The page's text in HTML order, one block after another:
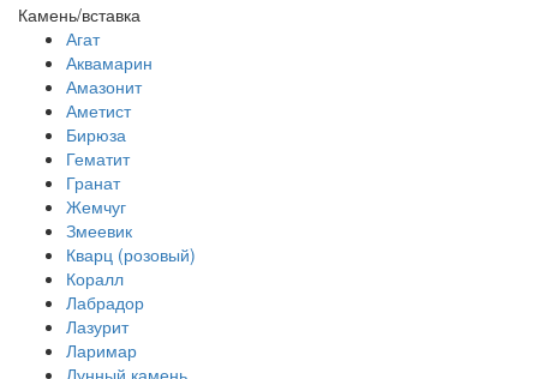
Камень/вставка
Агат
Аквамарин
Амазонит
Аметист
Бирюза
Гематит
Гранат
Жемчуг
Змеевик
Кварц (розовый)
Коралл
Лабрадор
Лазурит
Ларимар
Лунный камень